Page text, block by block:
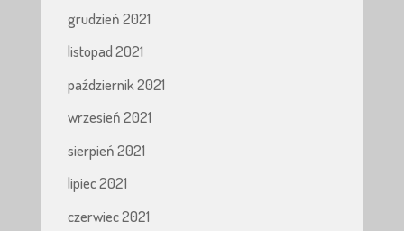
grudzień 2021
listopad 2021
październik 2021
wrzesień 2021
sierpień 2021
lipiec 2021
czerwiec 2021